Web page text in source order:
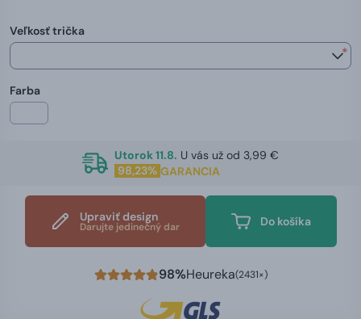
Veľkosť trička
*
Farba
Utorok 11.8. U vás už od 3,99 €
98,23% GARANCIA
Upraviť design
Darujte jedinečný dar Do košíka
98%Heureka(2431×)